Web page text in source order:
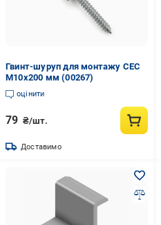
Гвинт-шуруп для монтажу СЕС
М10х200 мм (00267)
оцінити
79 ₴/шт.
Доставимо